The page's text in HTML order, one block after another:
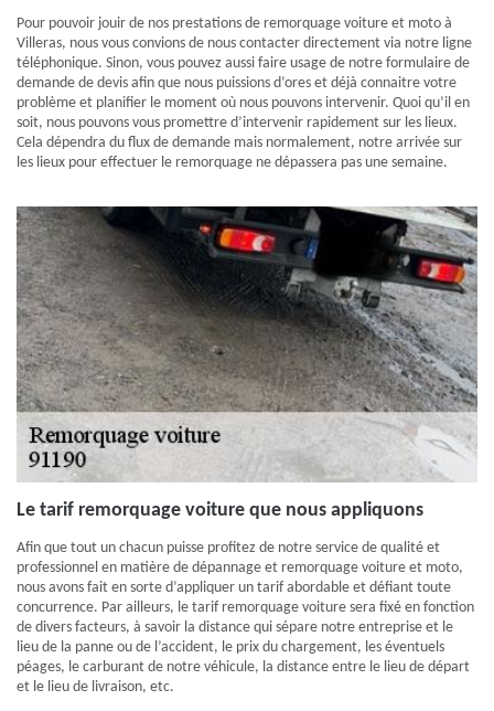
Pour pouvoir jouir de nos prestations de remorquage voiture et moto à
Villeras, nous vous convions de nous contacter directement via notre ligne
téléphonique. Sinon, vous pouvez aussi faire usage de notre formulaire de
demande de devis afin que nous puissions d’ores et déjà connaitre votre
problème et planifier le moment où nous pouvons intervenir. Quoi qu’il en
soit, nous pouvons vous promettre d’intervenir rapidement sur les lieux.
Cela dépendra du flux de demande mais normalement, notre arrivée sur
les lieux pour effectuer le remorquage ne dépassera pas une semaine.
Le tarif remorquage voiture que nous appliquons
Afin que tout un chacun puisse profitez de notre service de qualité et
professionnel en matière de dépannage et remorquage voiture et moto,
nous avons fait en sorte d’appliquer un tarif abordable et défiant toute
concurrence. Par ailleurs, le tarif remorquage voiture sera fixé en fonction
de divers facteurs, à savoir la distance qui sépare notre entreprise et le
lieu de la panne ou de l’accident, le prix du chargement, les éventuels
péages, le carburant de notre véhicule, la distance entre le lieu de départ
et le lieu de livraison, etc.